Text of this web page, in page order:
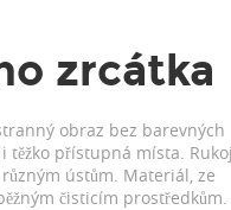
zrcátka
obraz bez barevných
těžko přístupná místa.
ústům. Materiál, ze
čisticím prostředkům.